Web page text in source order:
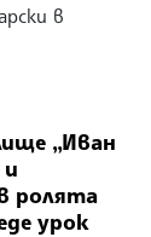
в
„Иван
ролята
урок